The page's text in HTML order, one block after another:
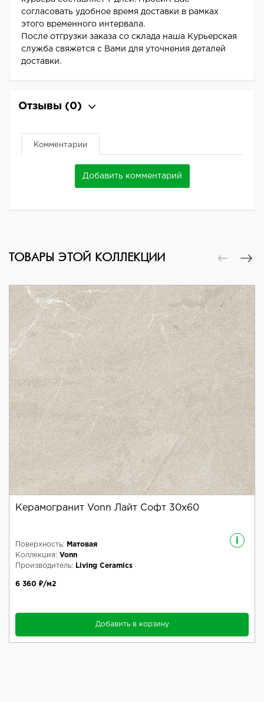
согласовать удобное время доставки в рамках
этого временного интервала.
После отгрузки заказа со склада наша Курьерская
служба свяжется с Вами для уточнения деталей
доставки.
Отзывы (0)
Комментарии
Добавить комментарий
ТОВАРЫ ЭТОЙ КОЛЛЕКЦИИ
Керамогранит Vonn Лайт Софт 30x60
i
Поверхность:
Матовая
Коллекция: Vonn
Производитель:
Living Ceramics
6 360 ₽/м2
Добавить в корзину